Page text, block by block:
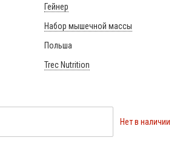
Гейнер
Набор мышечной массы
Польша
Trec Nutrition
Нет в наличии